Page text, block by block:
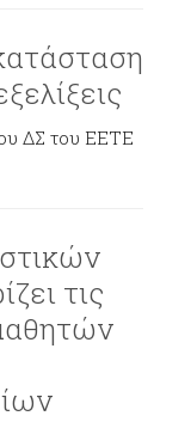
ΔΣ του ΕΕΤΕ
τις